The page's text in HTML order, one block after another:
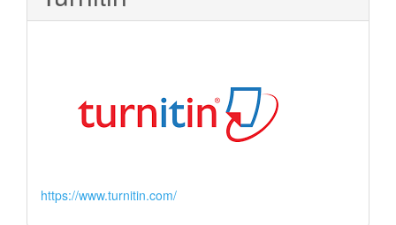
https://www.turnitin.com/